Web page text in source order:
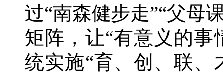
过“南森健步走”“父母
矩阵，让“有意义的
统实施“育、创、联、